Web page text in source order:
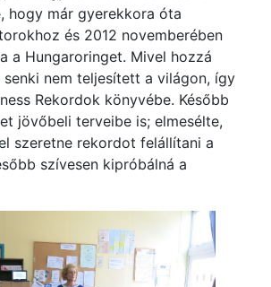
hogy már gyerekkora óta
és 2012 novemberében
a Hungaroringet. Mivel hozzá
senki nem teljesített a világon, így
Rekordok könyvébe. Később
jövőbeli terveibe is; elmesélte,
szeretne rekordot felállítani a
szívesen kipróbálná a